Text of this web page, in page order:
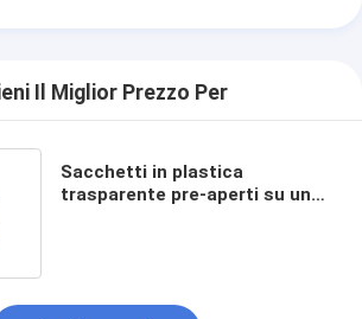
Il Miglior Prezzo Per
Sacchetti in plastica
trasparente pre-aperti su un